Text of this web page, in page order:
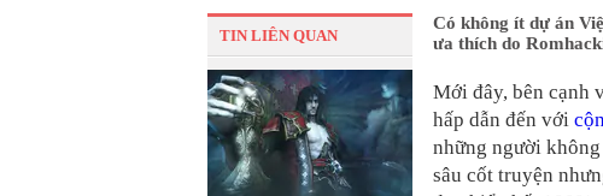
TIN LIÊN QUAN
Có không ít dự án
ưa thích do
Mới đây, bên cạnh
hấp dẫn đến với
những người
sâu cốt truyện